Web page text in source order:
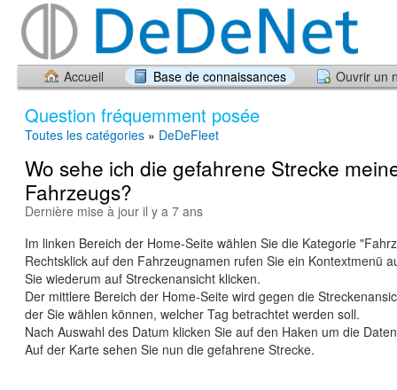
Accueil Base de connaissances Ouvrir un
Question fréquemment posée
Toutes les catégories » DeDeFleet
Wo sehe ich die gefahrene Strecke
Fahrzeugs?
Dernière mise à jour il y a 7 ans
Im linken Bereich der Home-Seite wählen Sie die Kategorie
Rechtsklick auf den Fahrzeugnamen rufen Sie ein Kontextmenü
Sie wiederum auf Streckenansicht klicken.
Der mittlere Bereich der Home-Seite wird gegen die
der Sie wählen können, welcher Tag betrachtet werden soll.
Nach Auswahl des Datum klicken Sie auf den Haken um die
Auf der Karte sehen Sie nun die gefahrene Strecke.